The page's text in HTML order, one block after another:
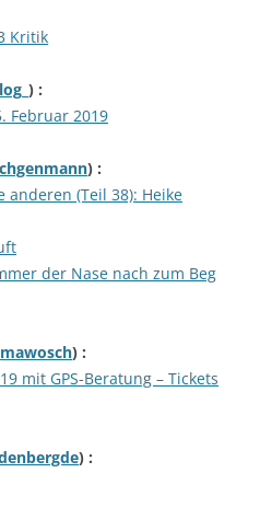
Kritik
) :
Februar 2019
) :
anderen (Teil 38): Heike
der Nase nach zum Beg
mawosch) :
mit GPS-Beratung – Tickets
) :